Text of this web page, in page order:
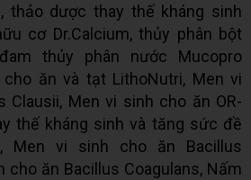
thảo dược thay thế kháng sinh
cơ Dr.Calcium, thủy phân bột
thủy phân nước Mucopro
cho ăn và tạt LithoNutri, Men vi
Clausii, Men vi sinh cho ăn OR-
thế kháng sinh và tăng sức đề
Men vi sinh cho ăn Bacillus
cho ăn Bacillus Coagulans, Nấm